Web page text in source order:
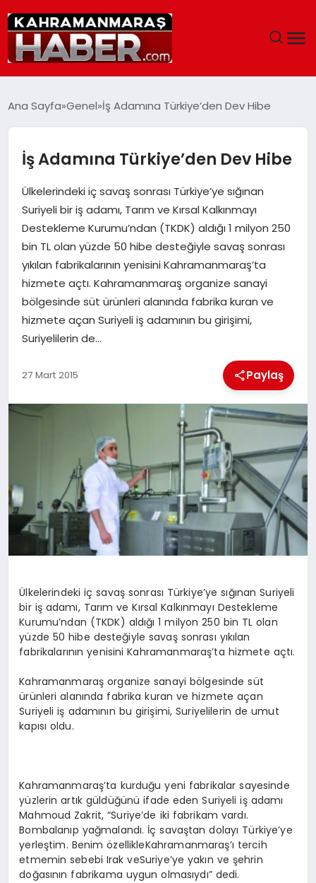
SIYASET
EĞITIM
EKONOMI
SAĞLIK
GENEL
SPOR
KÜNYE
Ana Sayfa Genel İş Adamına Türkiye’den Dev Hibe
İş Adamına Türkiye’den Dev Hibe
Ülkelerindeki iç savaş sonrası Türkiye’ye sığınan
Suriyeli bir iş adamı, Tarım ve Kırsal Kalkınmayı
Destekleme Kurumu’ndan (TKDK) aldığı 1 milyon 250
bin TL olan yüzde 50 hibe desteğiyle savaş sonrası
yıkılan fabrikalarının yenisini Kahramanmaraş’ta
hizmete açtı. Kahramanmaraş organize sanayi
bölgesinde süt ürünleri alanında fabrika kuran ve
hizmete açan Suriyeli iş adamının bu girişimi,
Suriyelilerin de…
27 Mart 2015 Paylaş
Ülkelerindeki iç savaş sonrası Türkiye’ye sığınan Suriyeli
bir iş adamı, Tarım ve Kırsal Kalkınmayı Destekleme
Kurumu’ndan (TKDK) aldığı 1 milyon 250 bin TL olan
yüzde 50 hibe desteğiyle savaş sonrası yıkılan
fabrikalarının yenisini Kahramanmaraş’ta hizmete açtı.
Kahramanmaraş organize sanayi bölgesinde süt
ürünleri alanında fabrika kuran ve hizmete açan
Suriyeli iş adamının bu girişimi, Suriyelilerin de umut
kapısı oldu.
Kahramanmaraş’ta kurduğu yeni fabrikalar sayesinde
yüzlerin artık güldüğünü ifade eden Suriyeli iş adamı
Mahmoud Zakrit, “Suriye’de iki fabrikam vardı.
Bombalanıp yağmalandı. İç savaştan dolayı Türkiye’ye
yerleştim. Benim özellikleKahramanmaraş’ı tercih
etmemin sebebi Irak veSuriye’ye yakın ve şehrin
doğasının fabrikama uygun olmasıydı” dedi.